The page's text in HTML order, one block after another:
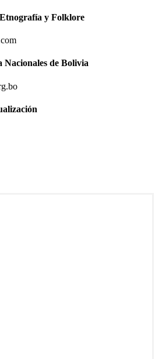
y Folklore
de Bolivia